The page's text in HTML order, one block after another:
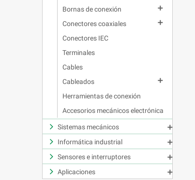
Bornas de conexión

Conectores coaxiales

Conectores IEC
Terminales
Cables
Cableados

Herramientas de conexión
Accesorios mecánicos electrónica
Sistemas mecánicos

Informática industrial

Sensores e interruptores

Aplicaciones
